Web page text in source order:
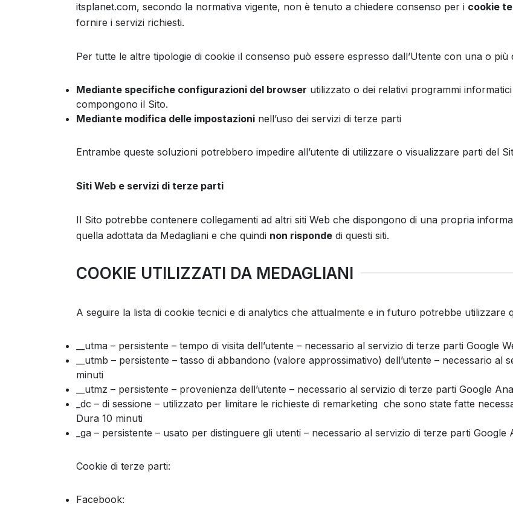
itsplanet.com, secondo la normativa vigente, non è tenuto a chiedere consenso per i cookie
fornire i servizi richiesti.
Per tutte le altre tipologie di cookie il consenso può essere espresso dall’Utente con una o più
Mediante specifiche configurazioni del browser utilizzato o dei relativi programmi
compongono il Sito.
Mediante modifica delle impostazioni nell’uso dei servizi di terze parti
Entrambe queste soluzioni potrebbero impedire all’utente di utilizzare o visualizzare parti del
Siti Web e servizi di terze parti
Il Sito potrebbe contenere collegamenti ad altri siti Web che dispongono di una propria
quella adottata da Medagliani e che quindi non risponde di questi siti.
COOKIE UTILIZZATI DA MEDAGLIANI
A seguire la lista di cookie tecnici e di analytics che attualmente e in futuro potrebbe utilizzare
__utma – persistente – tempo di visita dell’utente – necessario al servizio di terze parti Google
__utmb – persistente – tasso di abbandono (valore approssimativo) dell’utente – necessario
minuti
__utmz – persistente – provenienza dell’utente – necessario al servizio di terze parti Google
_dc – di sessione – utilizzato per limitare le richieste di remarketing che sono state fatte
Dura 10 minuti
_ga – persistente – usato per distinguere gli utenti – necessario al servizio di terze parti Google
Cookie di terze parti:
Facebook: